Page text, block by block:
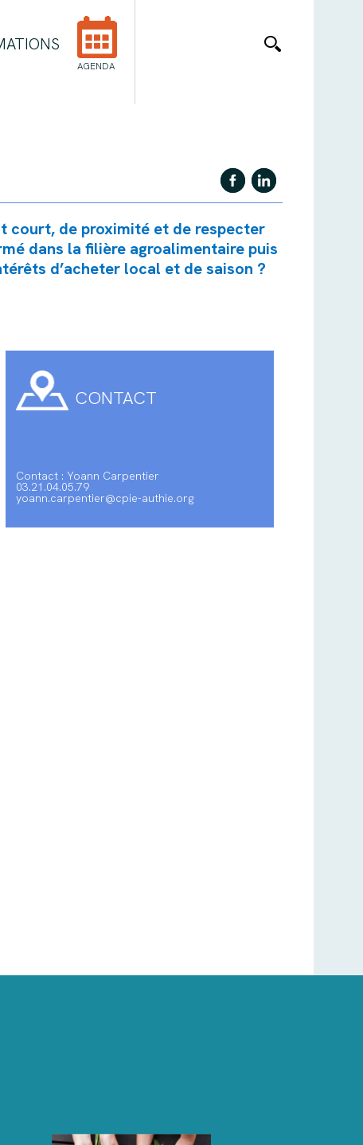
AGENDA
court, de proximité et de respecter
dans la filière agroalimentaire puis
d’acheter local et de saison ?
CONTACT
Contact : Yoann Carpentier
03.21.04.05.79
yoann.carpentier@cpie-authie.org